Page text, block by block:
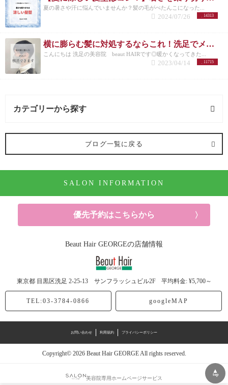
夏の暑さや汗に悩んでいませんか？髪の毛がぺたんこになった...
14313
2024/07/26
横に膨らむ髪に対処するならこれ！洗足でメンズカットが得意な美容院が紹介◎
こんにちは 洗足の美容院 beaut HAIRです◎暖かくなってきた...
11715
2023/04/14
カテゴリーから探す
オススメメニュー (122記事)
パーマ (10記事)
スタイリング剤 (6記事)
ブログ一覧に戻る
SALON INFORMATION
優先予約はこちらから
Beaut Hair GEORGEの店舗情報
東京都 目黒区洗足 2-25-13 サンフラッシュビル2F 平均料金: ¥5,700～
TEL:03-3784-0866 googleMAP
お問い合わせ 利用規約 プライバシーポリシー
Copyright© 2026 Beaut Hair GEORGE All rights reserved.
美容院専用ホームページサービス
▲
top